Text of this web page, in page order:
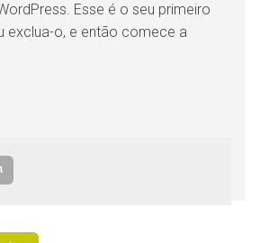
Esse é o seu primeiro
exclua-o, e então comece a